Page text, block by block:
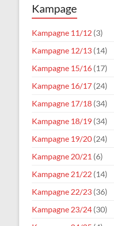
Karneval
Verein
1954
e.V.
Kampage
Kampagne 11/12 (3)
Kampagne 12/13 (14)
Kampagne 15/16 (17)
Kampagne 16/17 (24)
Kampagne 17/18 (34)
Kampagne 18/19 (34)
Kampagne 19/20 (24)
Kampagne 20/21 (6)
Kampagne 21/22 (14)
Kampagne 22/23 (36)
Kampagne 23/24 (30)